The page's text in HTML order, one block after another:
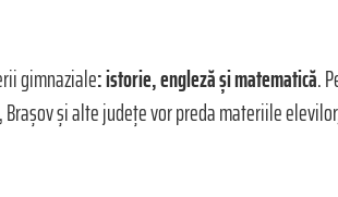
gimnaziale: istorie, engleză și matematică.
și alte județe vor preda materiile